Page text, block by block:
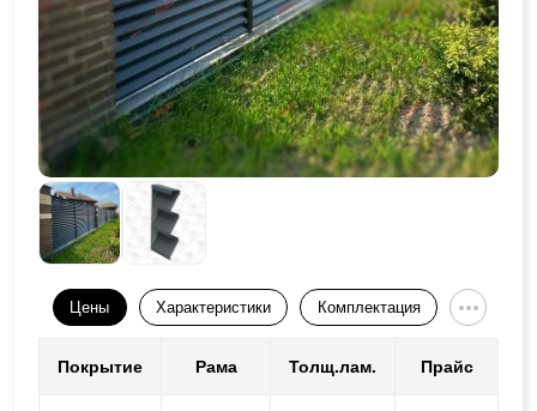
Цены Характеристики Комплектация
Покрытие Рама Толщ.лам. Прайс